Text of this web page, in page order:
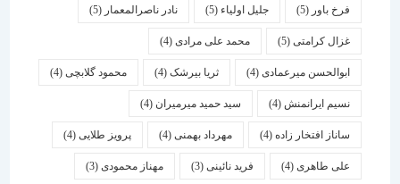
فرخ باور(5) جلیل اولیاء(5) نادر ناصرالمعمار (5)
غزال کرامتی(5) محمد علی مرادی(4)
ابوالحسن میرعمادی(4) ثریا بیرشک(4) محمود گلابچی(4)
نسیم ایرانمنش(4) سید حمید میرمیران(4)
ساناز افتخار زاده(4) مهرداد بهمنی (4) پرویز طلایی(4)
علی طاهری(4) فرید نائینی(3) مهناز محمودی(3)